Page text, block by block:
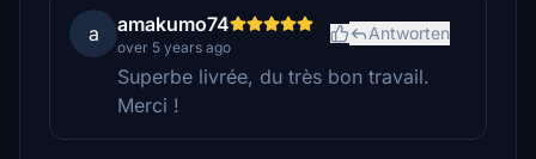
a amakumo74
over 5 years ago
Antworten
Superbe livrée, du très bon travail.
Merci !